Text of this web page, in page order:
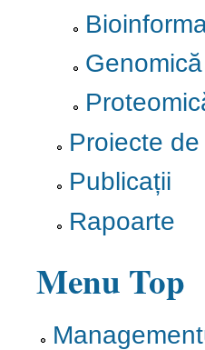
Genomică
Proiecte
Publicații
Rapoarte
Menu Top